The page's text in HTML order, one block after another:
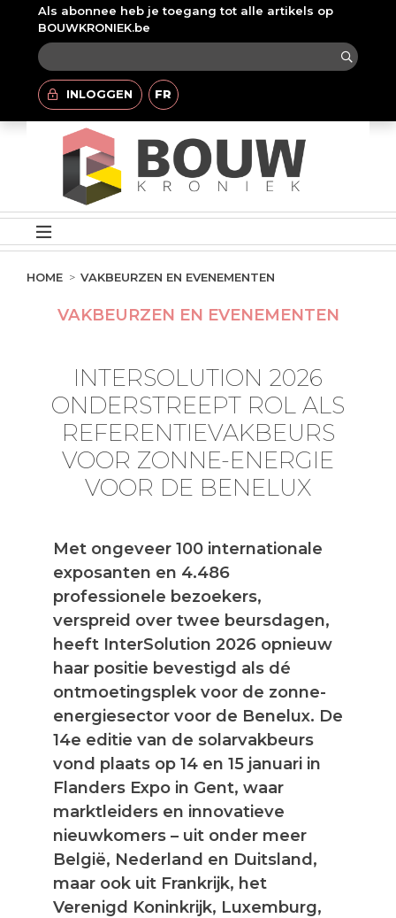
Als abonnee heb je toegang tot alle artikels op
BOUWKRONIEK.be
INLOGGEN FR
HOME VAKBEURZEN EN EVENEMENTEN
VAKBEURZEN EN EVENEMENTEN
INTERSOLUTION 2026
ONDERSTREEPT ROL ALS
REFERENTIEVAKBEURS
VOOR ZONNE-ENERGIE
VOOR DE BENELUX
Met ongeveer 100 internationale
exposanten en 4.486
professionele bezoekers,
verspreid over twee beursdagen,
heeft InterSolution 2026 opnieuw
haar positie bevestigd als dé
ontmoetingsplek voor de zonne-
energiesector voor de Benelux. De
14e editie van de solarvakbeurs
vond plaats op 14 en 15 januari in
Flanders Expo in Gent, waar
marktleiders en innovatieve
nieuwkomers – uit onder meer
België, Nederland en Duitsland,
maar ook uit Frankrijk, het
Verenigd Koninkrijk, Luxemburg,